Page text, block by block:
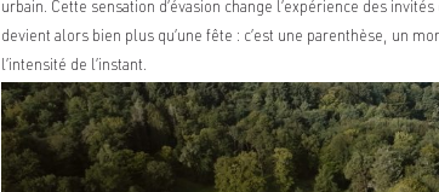
urbain. Cette sensation d’évasion change l’expérience des
devient alors bien plus qu’une fête : c’est une parenthèse, un
l’intensité de l’instant.